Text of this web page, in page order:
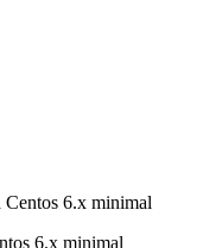
6.x minimal